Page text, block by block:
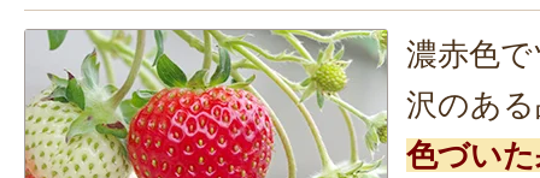
濃赤色
沢のあ
色づい